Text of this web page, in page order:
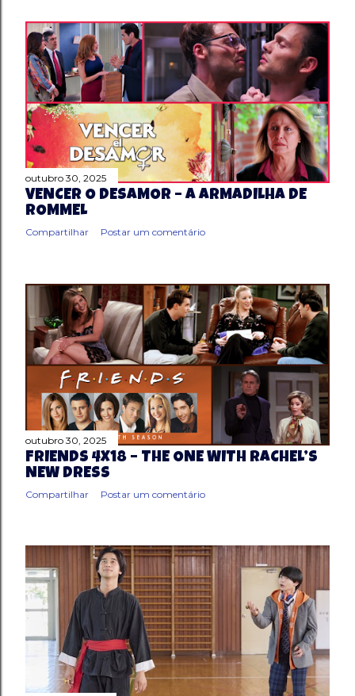
outubro 30, 2025
VENCER O DESAMOR – A ARMADILHA DE
ROMMEL
Compartilhar Postar um comentário
outubro 30, 2025
FRIENDS 4X18 – THE ONE WITH RACHEL’S
NEW DRESS
Compartilhar Postar um comentário